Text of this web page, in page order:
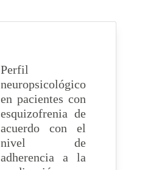
Perfil
neuropsicológico
en pacientes con
esquizofrenia de
acuerdo con el
nivel de
adherencia a la